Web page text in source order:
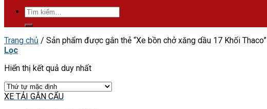
Tìm
kiếm:
Trang chủ / Sản phẩm được gắn thẻ “Xe bồn chở xăng dầu 17 Khối Thaco”
Lọc
Hiển thị kết quả duy nhất
XE TẢI GẮN CẨU